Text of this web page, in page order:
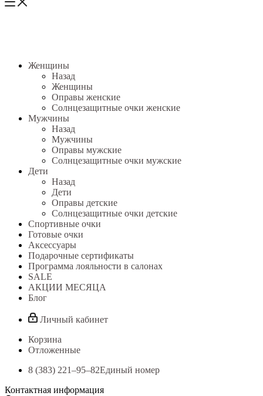
Женщины
Назад
Женщины
Оправы женские
Солнцезащитные очки женские
Мужчины
Назад
Мужчины
Оправы мужские
Солнцезащитные очки мужские
Дети
Назад
Дети
Оправы детские
Солнцезащитные очки детские
Спортивные очки
Готовые очки
Аксессуары
Подарочные сертификаты
Программа лояльности в салонах
SALE
АКЦИИ МЕСЯЦА
Блог
Личный кабинет
Корзина
Отложенные
8 (383) 221‒95‒82Единый номер
Контактная информация